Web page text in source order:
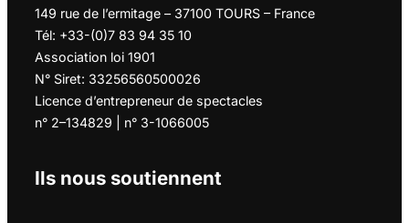
149 rue de l’ermitage – 37100 TOURS – France
Tél: +33-(0)7 83 94 35 10
Association loi 1901
N° Siret: 33256560500026
Licence d’entrepreneur de spectacles
n° 2–134829 | n° 3-1066005
Ils nous soutiennent